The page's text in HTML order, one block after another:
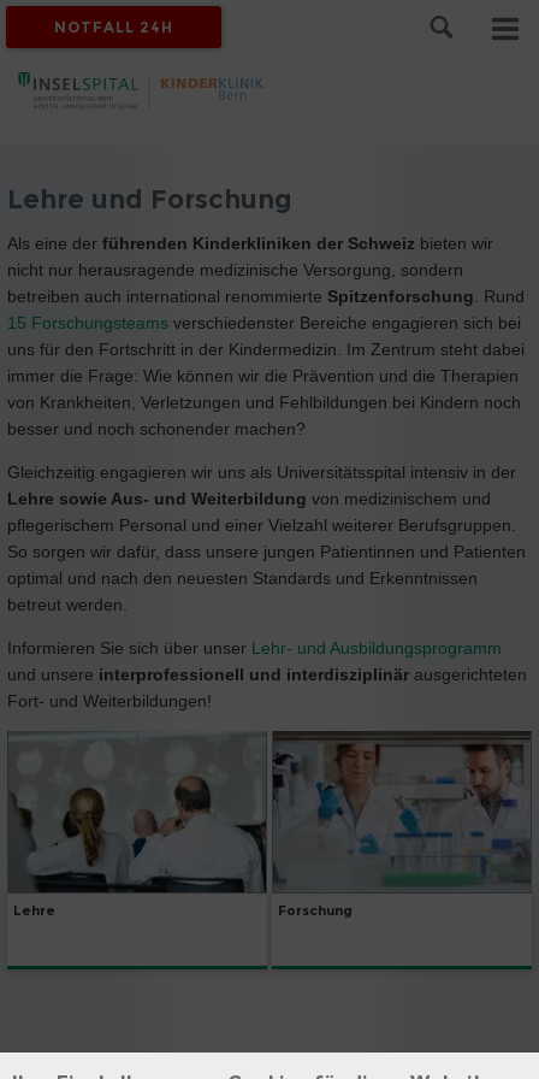
NOTFALL 24H
Lehre und Forschung
Als eine der führenden Kinderkliniken der Schweiz bieten wir
nicht nur herausragende medizinische Versorgung, sondern
betreiben auch international renommierte Spitzenforschung . Rund
15 Forschungsteams verschiedenster Bereiche engagieren sich bei
uns für den Fortschritt in der Kindermedizin. Im Zentrum steht dabei
immer die Frage: Wie können wir die Prävention und die Therapien
von Krankheiten, Verletzungen und Fehlbildungen bei Kindern noch
besser und noch schonender machen?
Gleichzeitig engagieren wir uns als Universitätsspital intensiv in der
Lehre sowie Aus- und Weiterbildung von medizinischem und
pflegerischem Personal und einer Vielzahl weiterer Berufsgruppen.
So sorgen wir dafür, dass unsere jungen Patientinnen und Patienten
optimal und nach den neuesten Standards und Erkenntnissen
betreut werden.
Informieren Sie sich über unser Lehr- und Ausbildungsprogramm
und unsere interprofessionell und interdisziplinär ausgerichteten
Fort- und Weiterbildungen!
Lehre Forschung